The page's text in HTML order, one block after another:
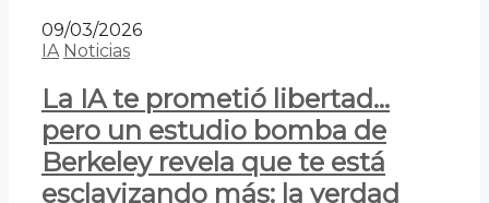
09/03/2026
IA Noticias
La IA te prometió libertad…
pero un estudio bomba de
Berkeley revela que te está
esclavizando más: la verdad